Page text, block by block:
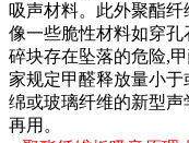
吸声材料。此外聚酯
像一些脆性材料如穿
碎块存在坠落的危险,
家规定甲醛释放量小于
绵或玻璃纤维的新型
再用。